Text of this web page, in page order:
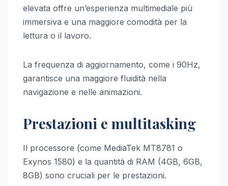
elevata offre un’esperienza multimediale più
immersiva e una maggiore comodità per la
lettura o il lavoro.
La frequenza di aggiornamento, come i 90Hz,
garantisce una maggiore fluidità nella
navigazione e nelle animazioni.
Prestazioni e multitasking
Il processore (come MediaTek MT8781 o
Exynos 1580) e la quantità di RAM (4GB, 6GB,
8GB) sono cruciali per le prestazioni.